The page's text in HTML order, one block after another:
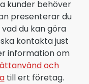
kunder behöver
presenterar du
du kan göra
kontakta just
information om
och
till ert företag.